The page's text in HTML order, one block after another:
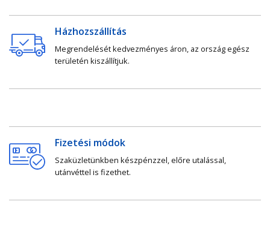
Házhozszállítás
Megrendelését kedvezményes áron, az ország egész
területén kiszállítjuk.
Fizetési módok
Szaküzletünkben készpénzzel, előre utalással,
utánvéttel is fizethet.